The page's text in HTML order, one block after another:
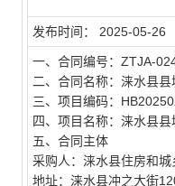
发布时间： 2025-05-26
一、合同编号： ZTJA-
二、合同名称： 涞水县县
三、项目编码：
四、项目名称： 涞水县县
五、合同主体
采购人： 涞水县住房和城
地址： 涞水县冲之大街